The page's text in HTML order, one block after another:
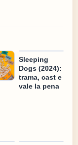
Sleeping
Dogs (2024):
trama, cast e
vale la pena